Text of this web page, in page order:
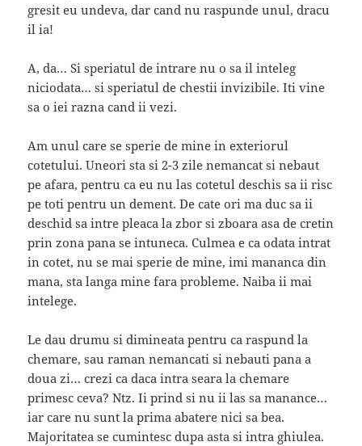
gresit eu undeva, dar cand nu raspunde unul, dracu
il ia!
A, da… Si speriatul de intrare nu o sa il inteleg
niciodata… si speriatul de chestii invizibile. Iti vine
sa o iei razna cand ii vezi.
Am unul care se sperie de mine in exteriorul
cotetului. Uneori sta si 2-3 zile nemancat si nebaut
pe afara, pentru ca eu nu las cotetul deschis sa ii risc
pe toti pentru un dement. De cate ori ma duc sa ii
deschid sa intre pleaca la zbor si zboara asa de cretin
prin zona pana se intuneca. Culmea e ca odata intrat
in cotet, nu se mai sperie de mine, imi mananca din
mana, sta langa mine fara probleme. Naiba ii mai
intelege.
Le dau drumu si dimineata pentru ca raspund la
chemare, sau raman nemancati si nebauti pana a
doua zi… crezi ca daca intra seara la chemare
primesc ceva? Ntz. Ii prind si nu ii las sa manance…
iar care nu sunt la prima abatere nici sa bea.
Majoritatea se cumintesc dupa asta si intra ghiulea.